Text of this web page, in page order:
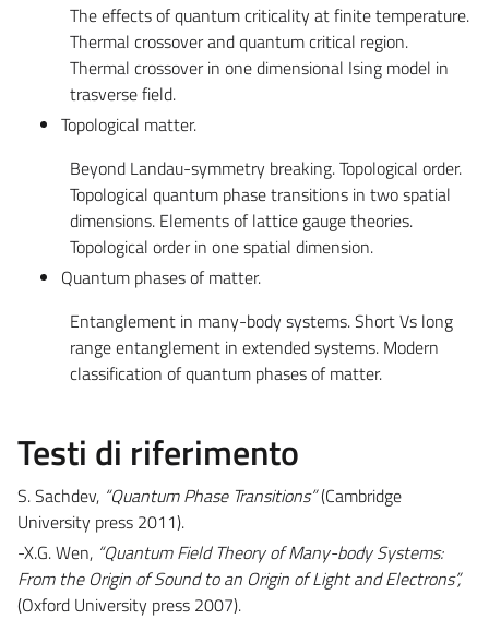
The effects of quantum criticality at finite temperature.
Thermal crossover and quantum critical region.
Thermal crossover in one dimensional Ising model in
trasverse field.
Topological matter.
Beyond Landau-symmetry breaking. Topological order.
Topological quantum phase transitions in two spatial
dimensions. Elements of lattice gauge theories.
Topological order in one spatial dimension.
Quantum phases of matter.
Entanglement in many-body systems. Short Vs long
range entanglement in extended systems. Modern
classification of quantum phases of matter.
Testi di riferimento
S. Sachdev, “Quantum Phase Transitions”(Cambridge
University press 2011).
-X.G. Wen, “Quantum Field Theory of Many-body Systems:
From the Origin of Sound to an Origin of Light and Electrons”,
(Oxford University press 2007).